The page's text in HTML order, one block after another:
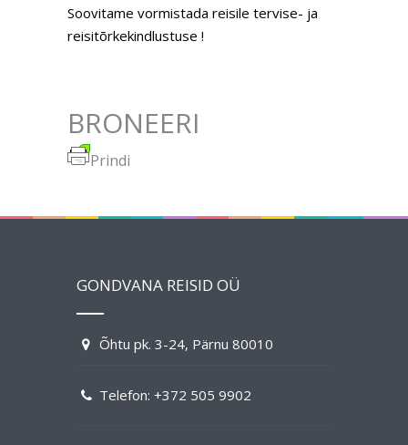
Soovitame vormistada reisile tervise- ja
reisitõrkekindlustuse !
BRONEERI
Prindi
GONDVANA REISID OÜ
Õhtu pk. 3-24, Pärnu 80010
Telefon: +372 505 9902